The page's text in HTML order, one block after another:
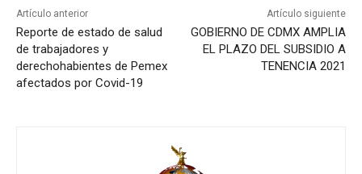
Artículo anterior
Reporte de estado de salud
de trabajadores y
derechohabientes de Pemex
afectados por Covid-19
Artículo siguiente
GOBIERNO DE CDMX AMPLIA
EL PLAZO DEL SUBSIDIO A
TENENCIA 2021